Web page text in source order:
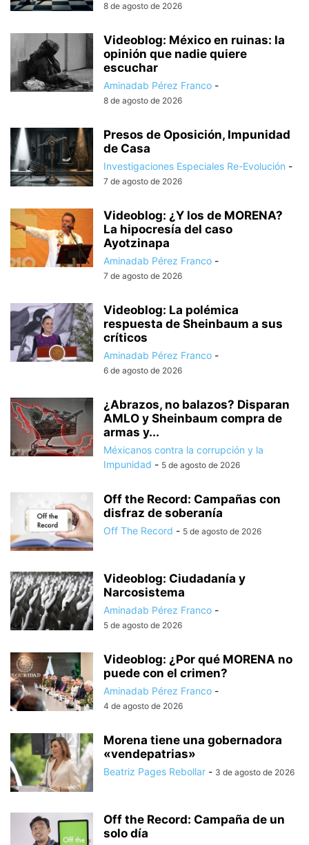
8 de agosto de 2026
Videoblog: México en ruinas: la
opinión que nadie quiere
escuchar
Aminadab Pérez Franco -
8 de agosto de 2026
Presos de Oposición, Impunidad
de Casa
Investigaciones Especiales Re-Evolución -
7 de agosto de 2026
Videoblog: ¿Y los de MORENA?
La hipocresía del caso
Ayotzinapa
Aminadab Pérez Franco -
7 de agosto de 2026
Videoblog: La polémica
respuesta de Sheinbaum a sus
críticos
Aminadab Pérez Franco -
6 de agosto de 2026
¿Abrazos, no balazos? Disparan
AMLO y Sheinbaum compra de
armas y...
Méxicanos contra la corrupción y la
Impunidad - 5 de agosto de 2026
Off the Record: Campañas con
disfraz de soberanía
Off The Record - 5 de agosto de 2026
Videoblog: Ciudadanía y
Narcosistema
Aminadab Pérez Franco -
5 de agosto de 2026
Videoblog: ¿Por qué MORENA no
puede con el crimen?
Aminadab Pérez Franco -
4 de agosto de 2026
Morena tiene una gobernadora
«vendepatrias»
Beatriz Pages Rebollar - 3 de agosto de 2026
Off the Record: Campaña de un
solo día